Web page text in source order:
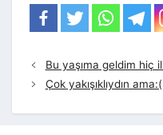
Bu yaşıma geldim hiç
Çok yakışıklıydın ama:(